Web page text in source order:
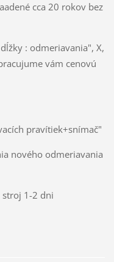
cca 20 rokov bez
: odmeriavania", X,
vám cenovú
pravítiek+snímač"
nového odmeriavania
stroj 1-2 dni